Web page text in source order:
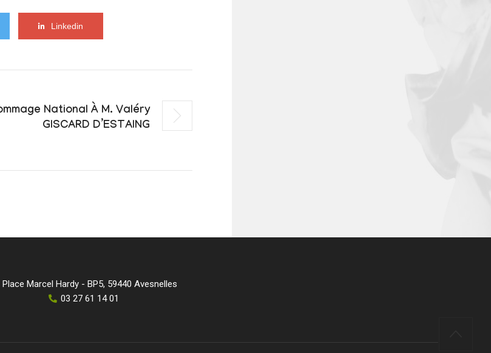
Linkedin
National À M. Valéry
GISCARD D’ESTAING
Place Marcel Hardy - BP5, 59440 Avesnelles
03 27 61 14 01